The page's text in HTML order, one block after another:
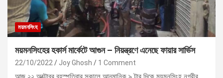
ময়মনসিংহ
ময়মনসিংহের হকার্স মার্কেটে আগুন – নিয়ন্ত্রণে এনেছে ফায়ার সার্ভিস
22/10/2022 Joy Ghosh 1 Comment